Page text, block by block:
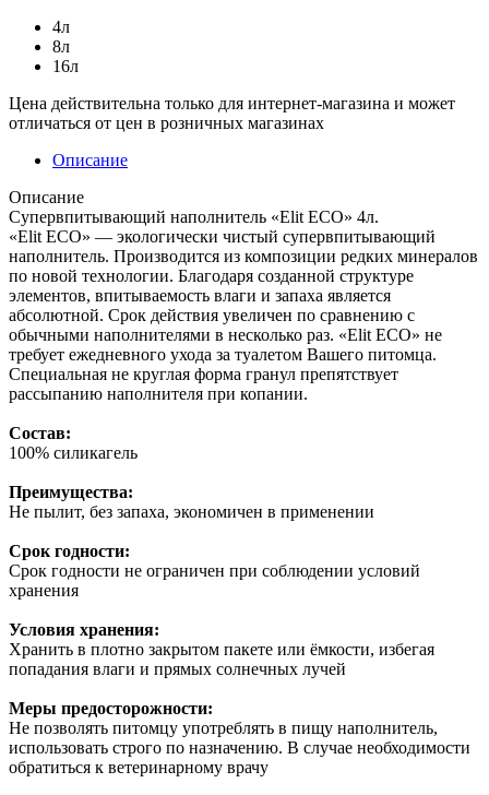
4л
8л
16л
Цена действительна только для интернет-магазина и может
отличаться от цен в розничных магазинах
Описание
Описание
Супервпитывающий наполнитель «Elit ECO» 4л.
«Elit ECO» — экологически чистый супервпитывающий
наполнитель. Производится из композиции редких минералов
по новой технологии. Благодаря созданной структуре
элементов, впитываемость влаги и запаха является
абсолютной. Срок действия увеличен по сравнению с
обычными наполнителями в несколько раз. «Elit ECO» не
требует ежедневного ухода за туалетом Вашего питомца.
Специальная не круглая форма гранул препятствует
рассыпанию наполнителя при копании.
Состав:
100% силикагель
Преимущества:
Не пылит, без запаха, экономичен в применении
Срок годности:
Срок годности не ограничен при соблюдении условий
хранения
Условия хранения:
Хранить в плотно закрытом пакете или ёмкости, избегая
попадания влаги и прямых солнечных лучей
Меры предосторожности:
Не позволять питомцу употреблять в пищу наполнитель,
использовать строго по назначению. В случае необходимости
обратиться к ветеринарному врачу